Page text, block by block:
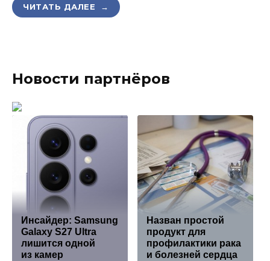
ЧИТАТЬ ДАЛЕЕ →
Новости партнёров
Инсайдер: Samsung
Galaxy S27 Ultra
лишится одной
из камер
Назван простой
продукт для
профилактики рака
и болезней сердца